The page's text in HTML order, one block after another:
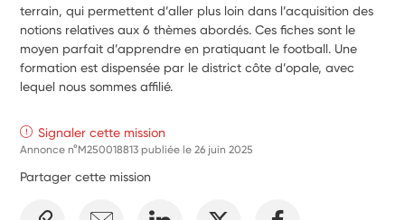
terrain, qui permettent d’aller plus loin dans l’acquisition des
notions relatives aux 6 thèmes abordés. Ces fiches sont le
moyen parfait d’apprendre en pratiquant le football. Une
formation est dispensée par le district côte d’opale, avec
lequel nous sommes affilié.
Signaler cette mission
Annonce n°M250018813 publiée le26 juin 2025
Partager cette mission